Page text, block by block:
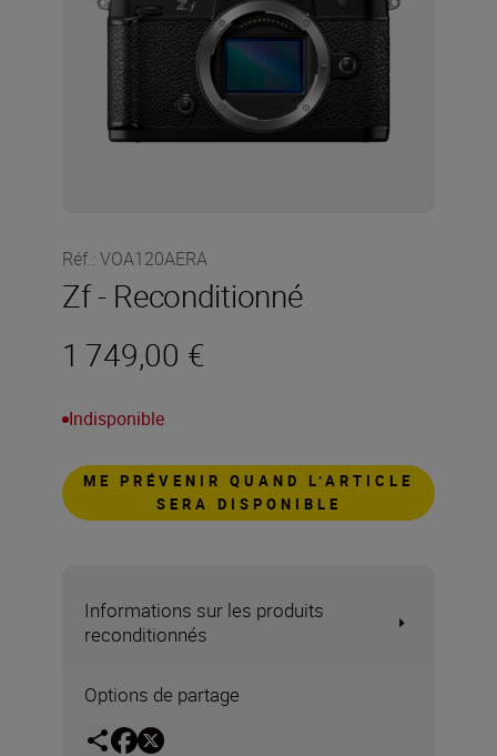
Réf.: VOA120AERA
Zf - Reconditionné
1 749,00 €
Indisponible
ME PRÉVENIR QUAND L’ARTICLE
SERA DISPONIBLE
Informations sur les produits
reconditionnés
Options de partage